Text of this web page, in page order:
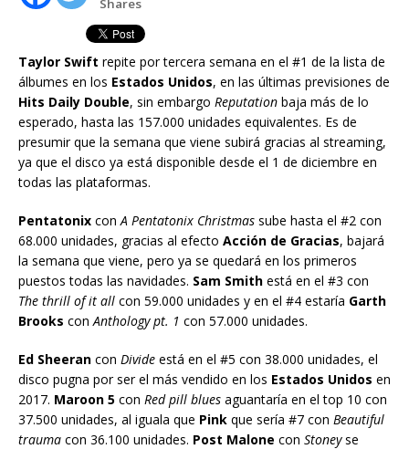
Shares
Taylor Swift repite por tercera semana en el #1 de la lista de
álbumes en los Estados Unidos, en las últimas previsiones de
Hits Daily Double, sin embargo Reputation baja más de lo
esperado, hasta las 157.000 unidades equivalentes. Es de
presumir que la semana que viene subirá gracias al streaming,
ya que el disco ya está disponible desde el 1 de diciembre en
todas las plataformas.
Pentatonix conA Pentatonix Christmas sube hasta el #2 con
68.000 unidades, gracias al efecto Acción de Gracias, bajará
la semana que viene, pero ya se quedará en los primeros
puestos todas las navidades. Sam Smith está en el #3 con
The thrill of it all con 59.000 unidades y en el #4 estaría Garth
Brooks conAnthology pt. 1 con 57.000 unidades.
Ed Sheeran con Divide está en el #5 con 38.000 unidades, el
disco pugna por ser el más vendido en los Estados Unidos en
2017. Maroon 5 con Red pill blues aguantaría en el top 10 con
37.500 unidades, al iguala que Pink que sería #7 con Beautiful
trauma con 36.100 unidades. Post Malone con Stoneyse